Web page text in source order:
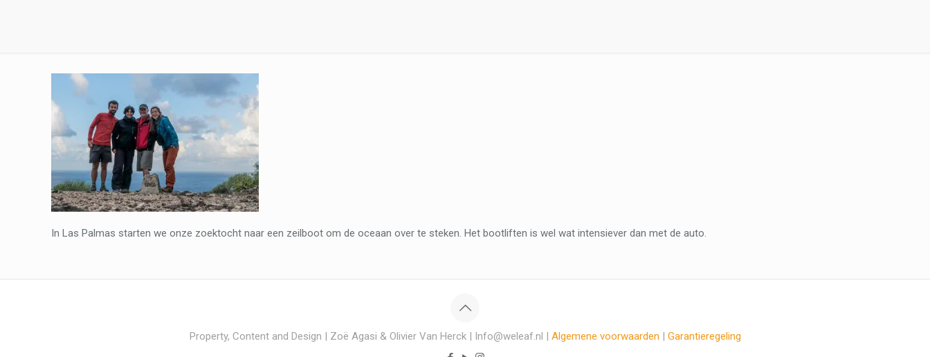
In Las Palmas starten we onze zoektocht naar een zeilboot om de oceaan over te steken. Het bootliften is wel wat intensiever dan met de auto.
Property, Content and Design | Zoë Agasi & Olivier Van Herck | Info@weleaf.nl | Algemene voorwaarden | Garantieregeling